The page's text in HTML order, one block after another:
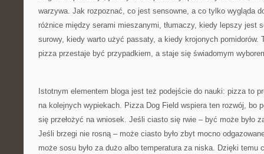
warzywa. Jak rozpoznać, co jest sensowne, a co tylko wygląda
różnice między serami mieszanymi, tłumaczy, kiedy lepszy jest
surowy, kiedy warto użyć passaty, a kiedy krojonych pomidorów.
pizza przestaje być przypadkiem, a staje się świadomym
Istotnym elementem bloga jest też podejście do nauki: pizza to
na kolejnych wypiekach. Pizza Dog Field wspiera ten rozwój, bo
się przełożyć na wniosek. Jeśli ciasto się rwie – być może było
Jeśli brzegi nie rosną – może ciasto było zbyt mocno
może sosu było za dużo albo temperatura za niska. Dzięki temu